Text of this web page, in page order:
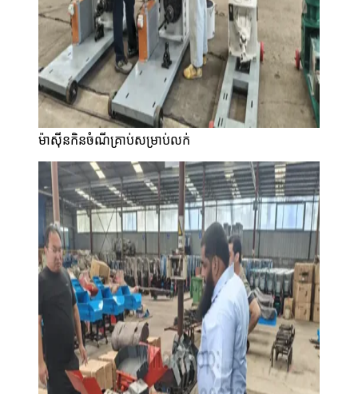
ម៉ាស៊ីនកិនចំណីគ្រាប់សម្រាប់លក់